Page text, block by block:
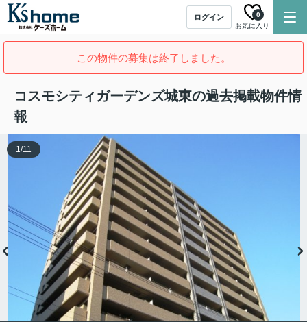
ログイン
お気に入り
0
この物件の募集は終了しました。
コスモシティガーデンズ城東の過去掲載物件情
報
1/11